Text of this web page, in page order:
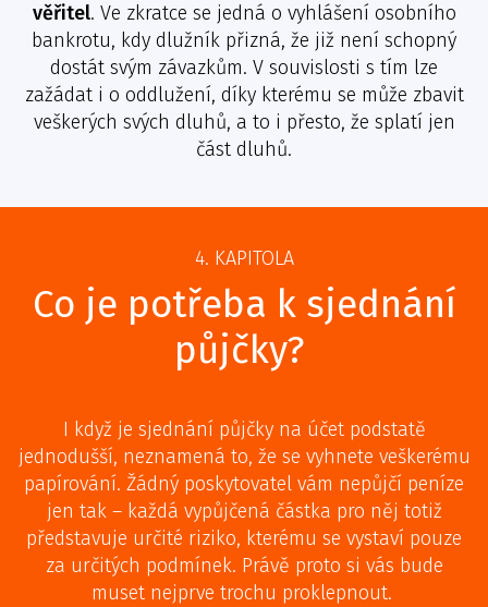
věřitel. Ve zkratce se jedná o vyhlášení osobního
bankrotu, kdy dlužník přizná, že již není schopný
dostát svým závazkům. V souvislosti s tím lze
zažádat i o oddlužení, díky kterému se může zbavit
veškerých svých dluhů, a to i přesto, že splatí jen
část dluhů.
4. KAPITOLA
Co je potřeba k sjednání
půjčky?
I když je sjednání půjčky na účet podstatě
jednodušší, neznamená to, že se vyhnete veškerému
papírování. Žádný poskytovatel vám nepůjčí peníze
jen tak – každá vypůjčená částka pro něj totiž
představuje určité riziko, kterému se vystaví pouze
za určitých podmínek. Právě proto si vás bude
muset nejprve trochu proklepnout.